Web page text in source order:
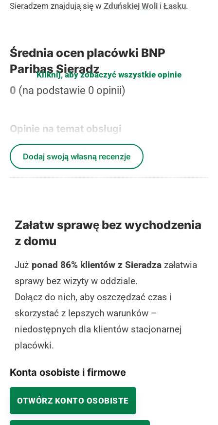
Sieradzem znajdują się w Zduńskiej Woli i Łasku.
Średnia ocen placówki BNP
Paribas Sieradz
0 (na podstawie 0 opinii)
Opinie na temat obsługi
Kliknij, aby zobaczyć wszystkie opinie
Dodaj swoją własną recenzje
Załatw sprawę bez wychodzenia
z domu
Już ponad 86% klientów z Sieradza załatwia
sprawy bez wizyty w oddziale.
Dołącz do nich, aby oszczędzać czas i
skorzystać z lepszych warunków –
niedostępnych dla klientów stacjonarnej
placówki.
Konta osobiste i firmowe
OTWÓRZ KONTO OSOBISTE